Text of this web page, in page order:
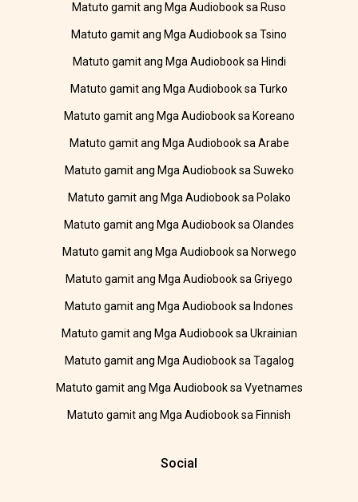
Matuto gamit ang Mga Audiobook sa Ruso
Matuto gamit ang Mga Audiobook sa Tsino
Matuto gamit ang Mga Audiobook sa Hindi
Matuto gamit ang Mga Audiobook sa Turko
Matuto gamit ang Mga Audiobook sa Koreano
Matuto gamit ang Mga Audiobook sa Arabe
Matuto gamit ang Mga Audiobook sa Suweko
Matuto gamit ang Mga Audiobook sa Polako
Matuto gamit ang Mga Audiobook sa Olandes
Matuto gamit ang Mga Audiobook sa Norwego
Matuto gamit ang Mga Audiobook sa Griyego
Matuto gamit ang Mga Audiobook sa Indones
Matuto gamit ang Mga Audiobook sa Ukrainian
Matuto gamit ang Mga Audiobook sa Tagalog
Matuto gamit ang Mga Audiobook sa Vyetnames
Matuto gamit ang Mga Audiobook sa Finnish
Social